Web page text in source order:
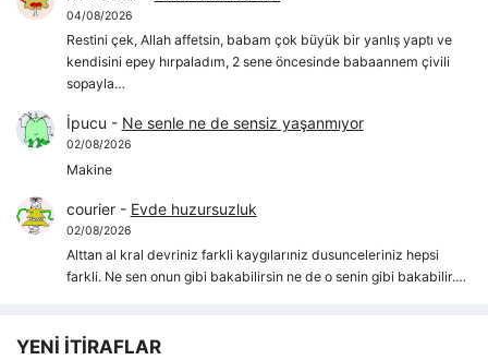
04/08/2026
Restini çek, Allah affetsin, babam çok büyük bir yanlış yaptı ve
kendisini epey hırpaladım, 2 sene öncesinde babaannem çivili
sopayla…
İpucu - Ne senle ne de sensiz yaşanmıyor
02/08/2026
Makine
courier- Evde huzursuzluk
02/08/2026
Alttan al kral devriniz farkli kaygılarıniz dusunceleriniz hepsi
farkli. Ne sen onun gibi bakabilirsin ne de o senin gibi bakabilir.…
YENİ İTİRAFLAR